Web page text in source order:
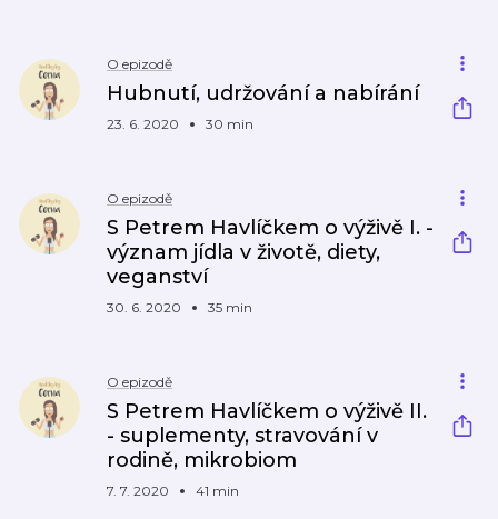
O epizodě
Hubnutí, udržování a nabírání
23. 6. 2020 30 min
O epizodě
S Petrem Havlíčkem o výživě I. -
význam jídla v životě, diety,
veganství
30. 6. 2020 35 min
O epizodě
S Petrem Havlíčkem o výživě II.
- suplementy, stravování v
rodině, mikrobiom
7. 7. 2020 41 min